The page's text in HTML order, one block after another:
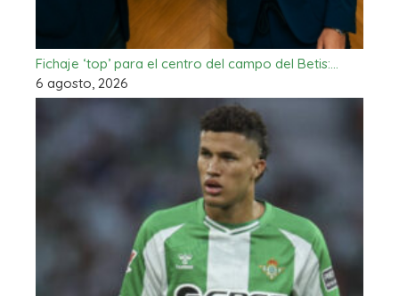
Fichaje ‘top’ para el centro del campo del Betis:…
6 agosto, 2026